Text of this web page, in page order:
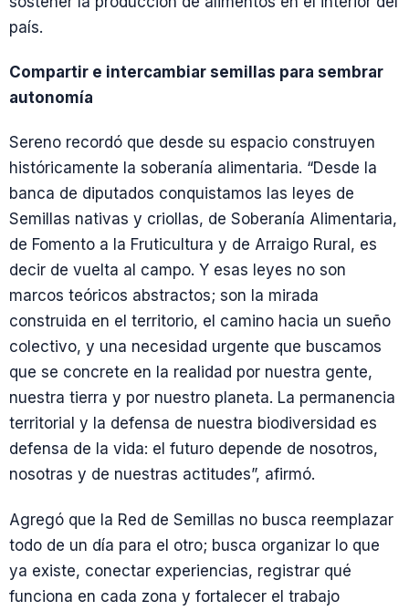
país.
Compartir e intercambiar semillas para sembrar
autonomía
Sereno recordó que desde su espacio construyen
históricamente la soberanía alimentaria. “Desde la
banca de diputados conquistamos las leyes de
Semillas nativas y criollas, de Soberanía Alimentaria,
de Fomento a la Fruticultura y de Arraigo Rural, es
decir de vuelta al campo. Y esas leyes no son
marcos teóricos abstractos; son la mirada
construida en el territorio, el camino hacia un sueño
colectivo, y una necesidad urgente que buscamos
que se concrete en la realidad por nuestra gente,
nuestra tierra y por nuestro planeta. La permanencia
territorial y la defensa de nuestra biodiversidad es
defensa de la vida: el futuro depende de nosotros,
nosotras y de nuestras actitudes”, afirmó.
Agregó que la Red de Semillas no busca reemplazar
todo de un día para el otro; busca organizar lo que
ya existe, conectar experiencias, registrar qué
funciona en cada zona y fortalecer el trabajo